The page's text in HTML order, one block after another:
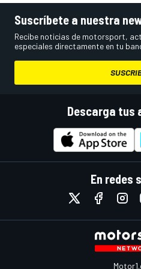
Suscríbete a nuestra
Recibe noticias de motorsport,
especiales directamente en tu
Descarga tus
En redes